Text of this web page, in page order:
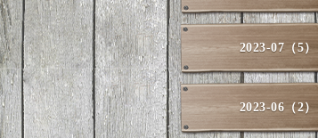
2023-07（5）
2023-06（2）